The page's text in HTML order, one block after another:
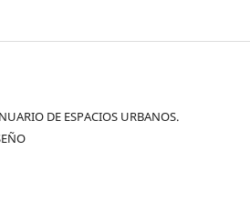
DE ESPACIOS URBANOS.